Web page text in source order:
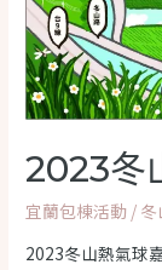
坪
莊
園
民
入
住
2023冬
宜蘭包棟活動 / 冬
2023冬山熱氣球